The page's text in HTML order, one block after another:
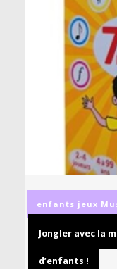
enfants jeux
Jongler avec la
d’enfants !